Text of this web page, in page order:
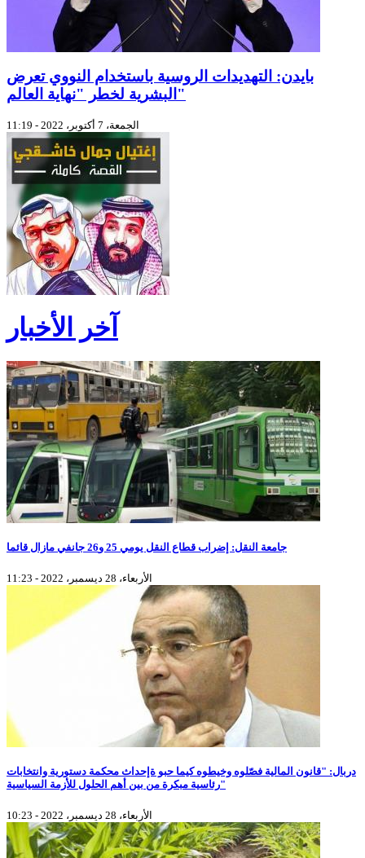
بايدن: التهديدات الروسية باستخدام النووي تعرض
البشرية لخطر "نهاية العالم"
الجمعة، 7 أكتوبر، 2022 - 11:19
آخر الأخبار
جامعة النقل: إضراب قطاع النقل يومي 25 و26 جانفي مازال قائما
الأربعاء، 28 ديسمبر، 2022 - 11:23
دربال: "قانون المالية فصّلوه وخيطوه كيما حبو ةإحداث محكمة دستورية وانتخابات
رئاسية مبكرة من بين أهم الحلول للأزمة السياسية"
الأربعاء، 28 ديسمبر، 2022 - 10:23